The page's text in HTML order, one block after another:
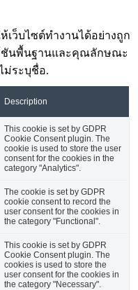
เว็บไซต์ทำงานได้อย่างถูก
ชันพื้นฐานและคุณลักษณะ
ม่ระบุชื่อ.
Description
This cookie is set by GDPR
Cookie Consent plugin. The
cookie is used to store the user
consent for the cookies in the
category "Analytics".
The cookie is set by GDPR
cookie consent to record the
user consent for the cookies in
the category "Functional".
This cookie is set by GDPR
Cookie Consent plugin. The
cookies is used to store the
user consent for the cookies in
the category "Necessary".